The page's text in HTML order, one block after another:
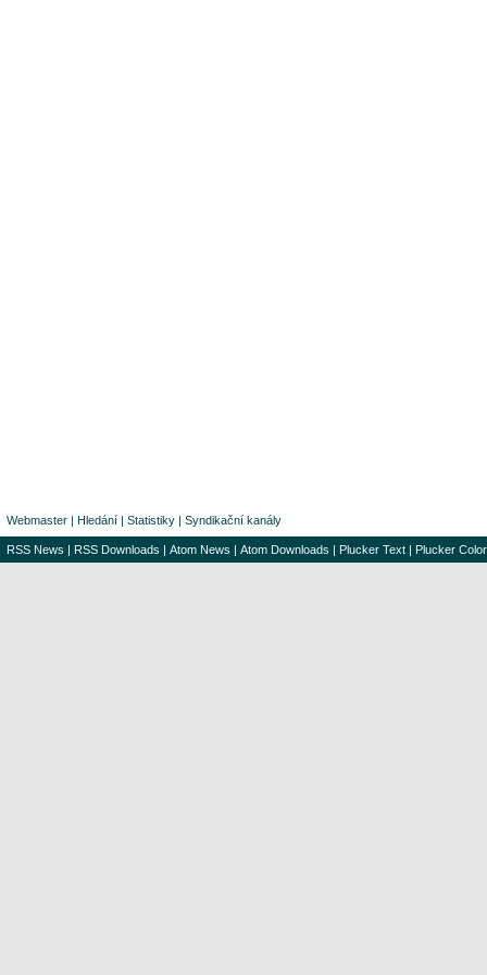
Webmaster | Hledání | Statistiky | Syndikační kanály
RSS News | RSS Downloads | Atom News | Atom Downloads | Plucker Text | Plucker Color